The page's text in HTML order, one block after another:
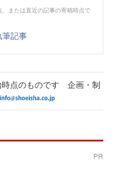
または直近の記事の寄稿時点で
筆記事
時点のものです 企画・制
PR